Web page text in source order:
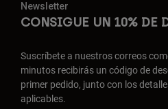
Newsletter
CONSIGUE UN 10% DE
Suscríbete a nuestros correos
minutos recibirás un código de
primer pedido, junto con los
aplicables.